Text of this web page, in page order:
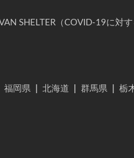
SHELTER（COVID-19に対す
福岡県 北海道 群馬県 栃